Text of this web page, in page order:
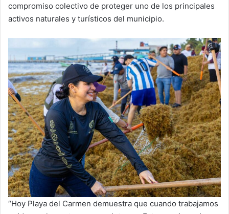
compromiso colectivo de proteger uno de los principales
activos naturales y turísticos del municipio.
“Hoy Playa del Carmen demuestra que cuando trabajamos